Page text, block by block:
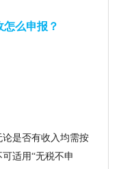
怎么申报？
是否有收入均需按
适用“无税不申